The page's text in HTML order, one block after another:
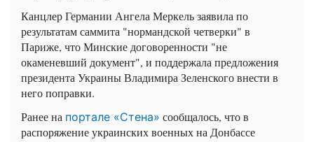
Канцлер Германии Ангела Меркель заявила по
результатам саммита "нормандской четверки" в
Париже, что Минские договоренности "не
окаменевший документ", и поддержала предложения
президента Украины Владимира Зеленского внести в
него поправки.
Ранее на портале «Стена» сообщалось, что в
распоряжение украинских военных на Донбассе